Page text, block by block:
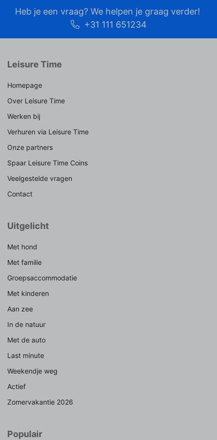
Heb je een vraag? We helpen je graag verder!
+31 111 651234
Leisure Time
Homepage
Over Leisure Time
Werken bij
Verhuren via Leisure Time
Onze partners
Spaar Leisure Time Coins
Veelgestelde vragen
Contact
Uitgelicht
Met hond
Met familie
Groepsaccommodatie
Met kinderen
Aan zee
In de natuur
Met de auto
Last minute
Weekendje weg
Actief
Zomervakantie 2026
Populair